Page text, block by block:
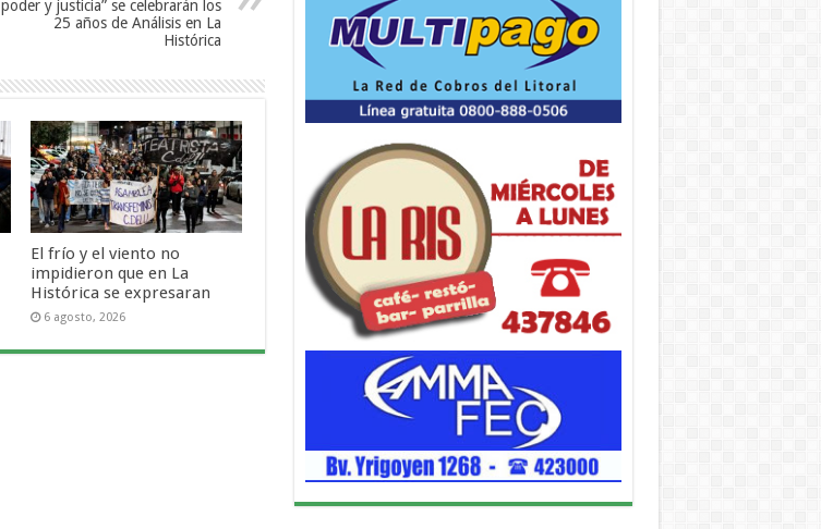
poder y justicia” se celebrarán los
25 años de Análisis en La
Histórica
El frío y el viento no
impidieron que en La
Histórica se expresaran
6 agosto, 2026